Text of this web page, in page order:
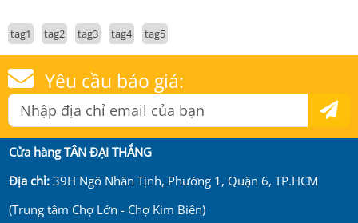
tag1 tag2 tag3 tag4 tag5
Yêu cầu báo giá:
Cửa hàng TÂN ĐẠI THẮNG
Địa chỉ:39H Ngô Nhân Tịnh, Phường 1, Quận 6, TP.HCM
(Trung tâm Chợ Lớn - Chợ Kim Biên)